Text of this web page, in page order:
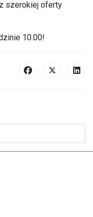
szerokiej oferty
10.00!